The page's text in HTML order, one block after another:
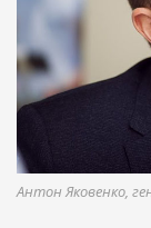
Антон Яковенко,